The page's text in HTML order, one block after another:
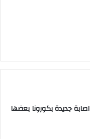
العراق يسجل 69 حالة وفاة واكثر من 1600 اصابة جديدة بكورونا بعضها